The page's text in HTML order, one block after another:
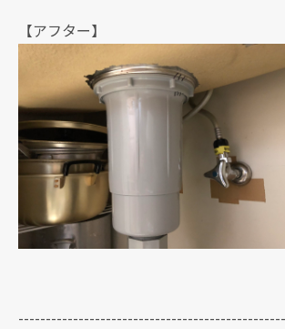
【アフター】